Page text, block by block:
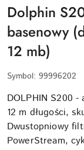
Dolphin
basenowy
12 mb)
Symbol: 99996202
DOLPHIN S200
12 m długości,
Dwustopniowy
PowerStream,